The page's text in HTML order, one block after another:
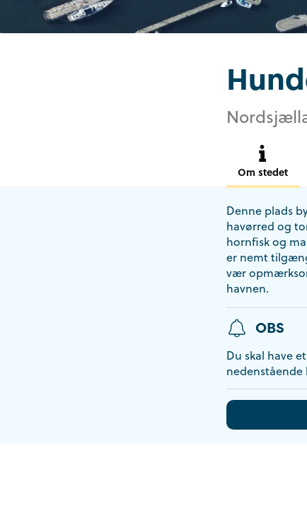
Om stedet
Denne plads
havørred og
hornfisk og
er nemt
vær
havnen.
OBS
Du skal have
nedenstående